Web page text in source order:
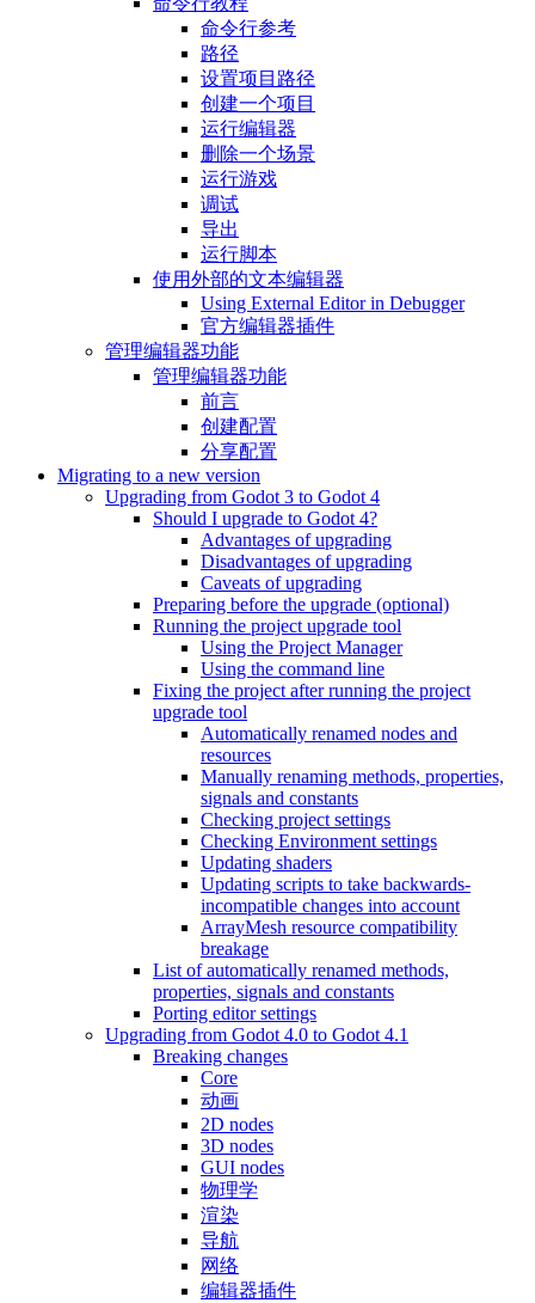
命令行参考
路径
设置项目路径
创建一个项目
运行编辑器
删除一个场景
运行游戏
调试
导出
运行脚本
使用外部的文本编辑器
Using External Editor in Debugger
官方编辑器插件
管理编辑器功能
管理编辑器功能
前言
创建配置
分享配置
Migrating to a new version
Upgrading from Godot 3 to Godot 4
Should I upgrade to Godot 4?
Advantages of upgrading
Disadvantages of upgrading
Caveats of upgrading
Preparing before the upgrade (optional)
Running the project upgrade tool
Using the Project Manager
Using the command line
Fixing the project after running the project
upgrade tool
Automatically renamed nodes and
resources
Manually renaming methods, properties,
signals and constants
Checking project settings
Checking Environment settings
Updating shaders
Updating scripts to take backwards-
incompatible changes into account
ArrayMesh resource compatibility
breakage
List of automatically renamed methods,
properties, signals and constants
Porting editor settings
Upgrading from Godot 4.0 to Godot 4.1
Breaking changes
Core
动画
2D nodes
3D nodes
GUI nodes
物理学
渲染
导航
网络
编辑器插件